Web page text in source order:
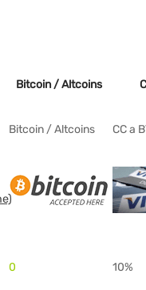
Bitcoin / Altcoins
Bitcoin / Altcoins CC a
0 10%